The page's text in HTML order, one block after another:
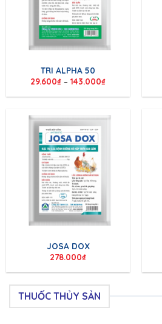
TRI ALPHA 50
29.600₫ – 143.000₫
JOSA DOX
278.000₫
THUỐC THỦY SẢN